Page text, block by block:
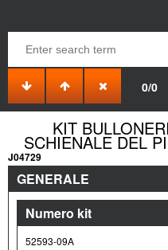
0/0
KIT
SCHIENALE DEL
J04729
GENERALE
Numero kit
52593-09A